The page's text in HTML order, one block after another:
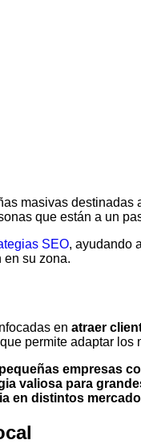
masivas destinadas
que están a un
SEO, ayudando
en su zona.
en atraer
permite adaptar los
pequeñas empresas
valiosa para
en distintos